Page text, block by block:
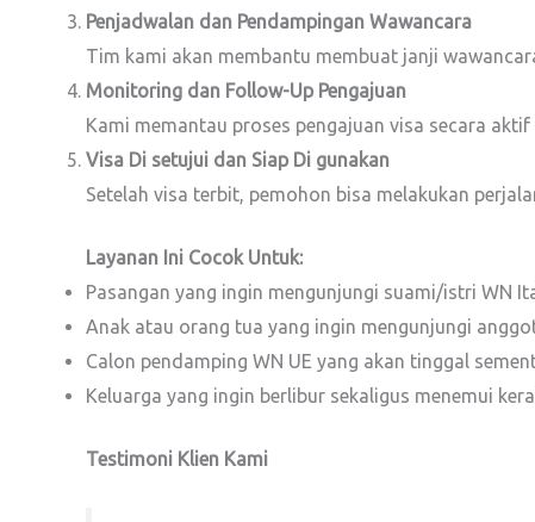
Penjadwalan dan Pendampingan Wawancara
Tim kami akan membantu membuat janji
Monitoring dan Follow-Up Pengajuan
Kami memantau proses pengajuan visa secara
Visa Di setujui dan Siap Di gunakan
Setelah visa terbit, pemohon bisa melakukan
Layanan Ini Cocok Untuk:
Pasangan yang ingin mengunjungi suami/istri WN
Anak atau orang tua yang ingin mengunjungi
Calon pendamping WN UE yang akan tinggal
Keluarga yang ingin berlibur sekaligus menemui
Testimoni Klien Kami